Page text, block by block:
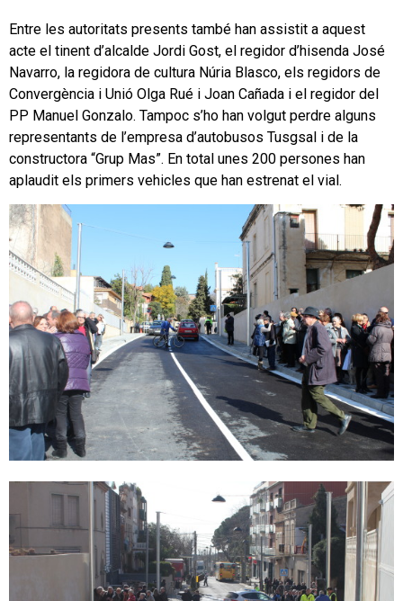
Entre les autoritats presents també han assistit a aquest
acte el tinent d’alcalde Jordi Gost, el regidor d’hisenda José
Navarro, la regidora de cultura Núria Blasco, els regidors de
Convergència i Unió Olga Rué i Joan Cañada i el regidor del
PP Manuel Gonzalo. Tampoc s’ho han volgut perdre alguns
representants de l’empresa d’autobusos Tusgsal i de la
constructora “Grup Mas”. En total unes 200 persones han
aplaudit els primers vehicles que han estrenat el vial.